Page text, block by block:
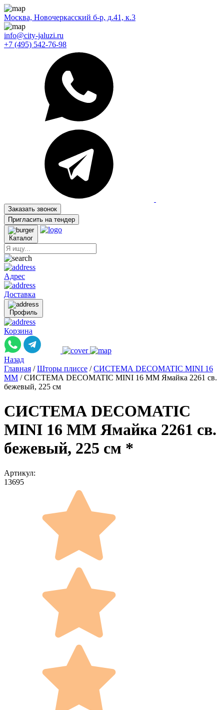
Москва, Новочеркасский б-р, д.41, к.3
info@city-jaluzi.ru
+7 (495) 542-76-98
Заказать звонок
Пригласить на тендер
Каталог
Адрес
Доставка
Профиль
Корзина
Назад
Главная / Шторы плиссе / СИСТЕМА DECOMATIC MINI 16
ММ / СИСТЕМА DECOMATIC MINI 16 ММ Ямайка 2261 св.
бежевый, 225 см
СИСТЕМА DECOMATIC
MINI 16 ММ Ямайка 2261 св.
бежевый, 225 см *
Артикул:
13695